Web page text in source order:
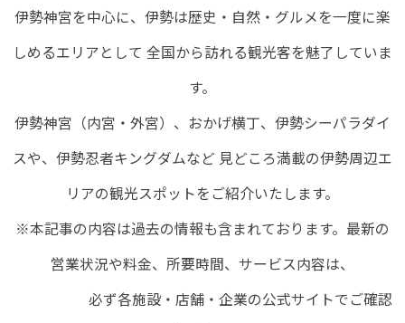
伊勢神宮を中心に、伊勢は歴史・自然・グルメを一度に楽
しめるエリアとして 全国から訪れる観光客を魅了していま
す。
伊勢神宮（内宮・外宮）、おかげ横丁、伊勢シーパラダイ
スや、伊勢忍者キングダムなど 見どころ満載の伊勢周辺エ
リアの観光スポットをご紹介いたします。
※本記事の内容は過去の情報も含まれております。最新の
営業状況や料金、所要時間、サービス内容は、
必ず各施設・店舗・企業の公式サイトでご確認